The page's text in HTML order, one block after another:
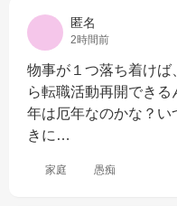
匿名
2時間前
物事が１つ落ち着けば
ら転職活動再開でき
年は厄年なのかな？い
きに…
家庭 愚痴